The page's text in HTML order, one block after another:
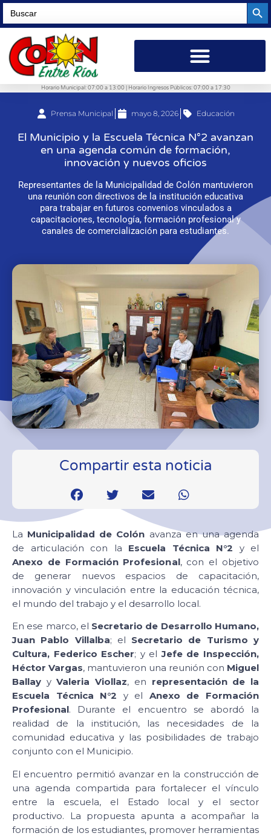
Search
for:
Horario Municipal: 07:00 a 13:00 | Horario Ingresos Públicos: 07:00 a 17:30
Prensa Municipal mayo 8, 2026 Educación
El Municipio y la Escuela Técnica N°2 avanzan
en una agenda común de formación,
innovación y nuevos oficios
Representantes de la Municipalidad de Colón mantuvieron
una reunión con directivos de la institución educativa
para trabajar en futuros convenios vinculados a
capacitaciones, tecnología, formación profesional y
canales de comercialización para estudiantes.
Compartir esta noticia
La Municipalidad de Colón avanza en una agenda
de articulación con la Escuela Técnica N°2 y el
Anexo de Formación Profesional, con el objetivo
de generar nuevos espacios de capacitación,
innovación y vinculación entre la educación técnica,
el mundo del trabajo y el desarrollo local.
En ese marco, el Secretario de Desarrollo Humano,
Juan Pablo Villalba; el Secretario de Turismo y
Cultura, Federico Escher; y elJefe de Inspección,
Héctor Vargas, mantuvieron una reunión con Miguel
Ballay yValeria Viollaz, en representación de la
Escuela Técnica N°2 y el Anexo de Formación
Profesional. Durante el encuentro se abordó la
realidad de la institución, las necesidades de la
comunidad educativa y las posibilidades de trabajo
conjunto con el Municipio.
El encuentro permitió avanzar en la construcción de
una agenda compartida para fortalecer el vínculo
entre la escuela, el Estado local y el sector
productivo. La propuesta apunta a acompañar la
formación de los estudiantes, promover herramientas